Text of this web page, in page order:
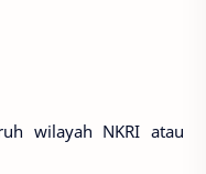
wilayah NKRI atau